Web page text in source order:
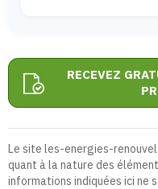
RECEVEZ
Le site les-energies-
quant à la nature des
informations indiquées ici ne